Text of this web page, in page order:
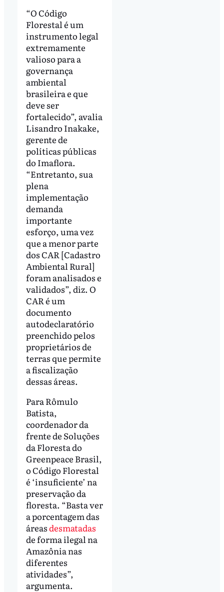
“O Código
Florestal é um
instrumento legal
extremamente
valioso para a
governança
ambiental
brasileira e que
deve ser
fortalecido”, avalia
Lisandro Inakake,
gerente de
políticas públicas
do Imaflora.
“Entretanto, sua
plena
implementação
demanda
importante
esforço, uma vez
que a menor parte
dos CAR [Cadastro
Ambiental Rural]
foram analisados e
validados”, diz. O
CAR é um
documento
autodeclaratório
preenchido pelos
proprietários de
terras que permite
a fiscalização
dessas áreas.
Para Rômulo
Batista,
coordenador da
frente de Soluções
da Floresta do
Greenpeace Brasil,
o Código Florestal
é ‘insuficiente’ na
preservação da
floresta. “Basta ver
a porcentagem das
áreasdesmatadas
de forma ilegal na
Amazônia nas
diferentes
atividades”,
argumenta.